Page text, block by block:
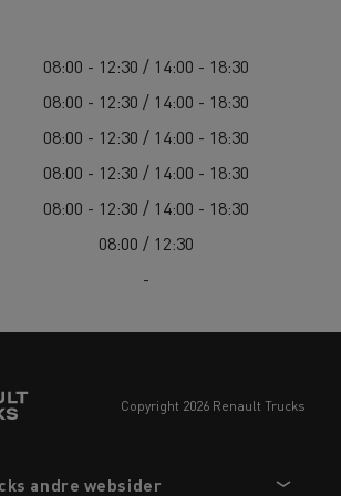
08:00 - 12:30 / 14:00 - 18:30
08:00 - 12:30 / 14:00 - 18:30
08:00 - 12:30 / 14:00 - 18:30
08:00 - 12:30 / 14:00 - 18:30
08:00 - 12:30 / 14:00 - 18:30
08:00 / 12:30
-
copyright 2026 Renault Trucks
andre websider